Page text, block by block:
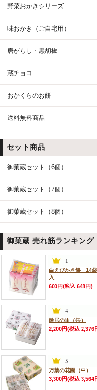
野菜おかきシリーズ
味おかき（ご自宅用）
唐がらし・黒胡椒
蔵チョコ
おかくらのお餅
送料無料商品
セット商品
御菓蔵セット（6個）
御菓蔵セット（7個）
御菓蔵セット（8個）
御菓蔵 売れ筋ランキング
白えびかき餅 14袋
入
600円(税込 648円)
散居の里（缶）
2,200円(税込 2,376
万葉の花園（中）
3,300円(税込 3,564